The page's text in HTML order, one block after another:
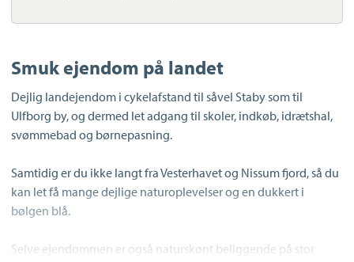
Smuk ejendom på landet
Dejlig landejendom i cykelafstand til såvel Staby som til
Ulfborg by, og dermed let adgang til skoler, indkøb, idrætshal,
svømmebad og børnepasning.
Samtidig er du ikke langt fra Vesterhavet og Nissum fjord, så du
kan let få mange dejlige naturoplevelser og en dukkert i
bølgen blå.
Selve ejendommen er også naturskønt beliggende på stor